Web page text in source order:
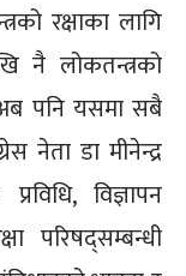
रक्षाका लागि
नै लोकतन्त्रको
अब पनि यसमा सबै
नेता डा मीनेन्द्र
विज्ञापन
परिषद्सम्बन्धी